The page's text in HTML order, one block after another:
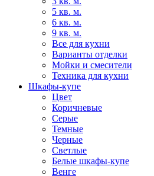
5 кв. м.
6 кв. м.
9 кв. м.
Все для кухни
Варианты отделки
Мойки и смесители
Техника для кухни
Шкафы-купе
Цвет
Коричневые
Серые
Темные
Черные
Светлые
Белые шкафы-купе
Венге